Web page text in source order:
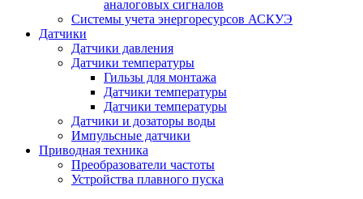
аналоговых сигналов
Системы учета энергоресурсов АСКУЭ
Датчики
Датчики давления
Датчики температуры
Гильзы для монтажа
Датчики температуры
Датчики температуры
Датчики и дозаторы воды
Импульсные датчики
Приводная техника
Преобразователи частоты
Устройства плавного пуска